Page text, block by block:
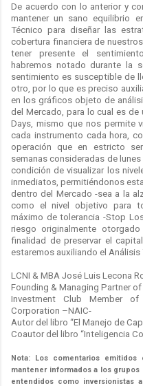
De acuerdo con lo anterior y
mantener un sano equilibrio
Técnico para diseñar las
cobertura financiera de
tener presente el
habremos notado durante la
sentimiento es susceptible de
otro, por lo que es preciso
en los gráficos objeto de
del Mercado, para lo cual es
Days, mismo que nos permite
cada instrumento cada hora,
operación que en estricto
semanas consideradas de
condición de visualizar los
inmediatos, permitiéndonos
dentro del Mercado -sea a la
como el nivel objetivo para
máximo de tolerancia -Stop
riesgo originalmente
finalidad de preservar el
estaremos auxiliando el Análisis
LCNI & MBA José Luis Lecona
Founding & Managing Partner
Investment Club Member
Corporation –NAIC-
Autor del libro “El Manejo de
Coautor del libro “Inteligencia
Nota: Los comentarios
mantener informados a los grupos
entendidos como inversionistas